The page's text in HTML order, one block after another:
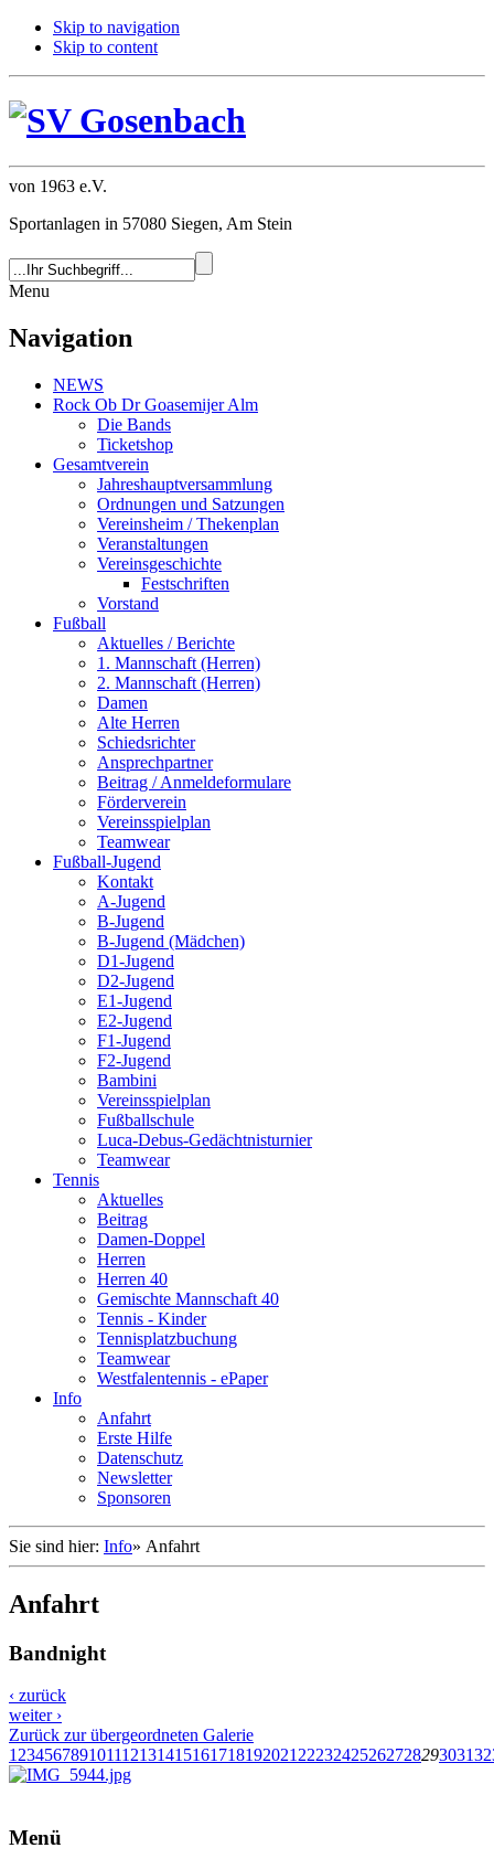
Skip to navigation
Skip to content
von 1963 e.V.
Sportanlagen in 57080 Siegen, Am Stein
Menu
Navigation
NEWS
Rock Ob Dr Goasemijer Alm
Die Bands
Ticketshop
Gesamtverein
Jahreshauptversammlung
Ordnungen und Satzungen
Vereinsheim / Thekenplan
Veranstaltungen
Vereinsgeschichte
Festschriften
Vorstand
Fußball
Aktuelles / Berichte
1. Mannschaft (Herren)
2. Mannschaft (Herren)
Damen
Alte Herren
Schiedsrichter
Ansprechpartner
Beitrag / Anmeldeformulare
Förderverein
Vereinsspielplan
Teamwear
Fußball-Jugend
Kontakt
A-Jugend
B-Jugend
B-Jugend (Mädchen)
D1-Jugend
D2-Jugend
E1-Jugend
E2-Jugend
F1-Jugend
F2-Jugend
Bambini
Vereinsspielplan
Fußballschule
Luca-Debus-Gedächtnisturnier
Teamwear
Tennis
Aktuelles
Beitrag
Damen-Doppel
Herren
Herren 40
Gemischte Mannschaft 40
Tennis - Kinder
Tennisplatzbuchung
Teamwear
Westfalentennis - ePaper
Info
Anfahrt
Erste Hilfe
Datenschutz
Newsletter
Sponsoren
Sie sind hier: Info» Anfahrt
Anfahrt
Bandnight
‹ zurück
weiter ›
Zurück zur übergeordneten Galerie
1 23456789101112131415161718192021 2223242526272829303132
Menü